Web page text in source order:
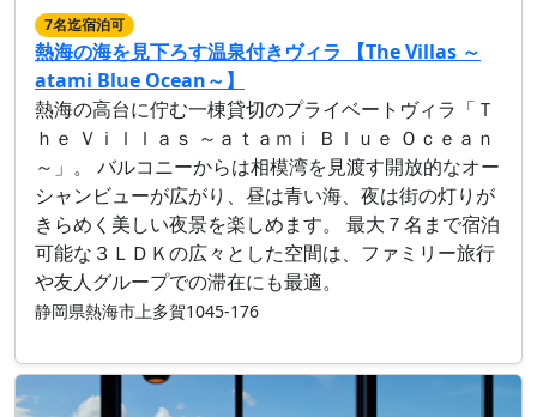
7名迄宿泊可
熱海の海を見下ろす温泉付きヴィラ 【The Villas ～
atami Blue Ocean～】
熱海の高台に佇む一棟貸切のプライベートヴィラ「Ｔ
ｈｅ Ｖｉｌｌａｓ ～ａｔａｍｉ Ｂｌｕｅ Ｏｃｅａｎ
～」。 バルコニーからは相模湾を見渡す開放的なオー
シャンビューが広がり、昼は青い海、夜は街の灯りが
きらめく美しい夜景を楽しめます。 最大７名まで宿泊
可能な３ＬＤＫの広々とした空間は、ファミリー旅行
や友人グループでの滞在にも最適。
静岡県熱海市上多賀1045-176